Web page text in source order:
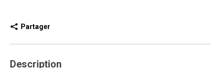
Partager
Description